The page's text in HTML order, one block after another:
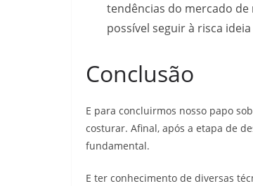
tendências do mercado
possível seguir à risca
Conclusão
E para concluirmos nosso papo
costurar. Afinal, após a etapa de
fundamental.
E ter conhecimento de diversas